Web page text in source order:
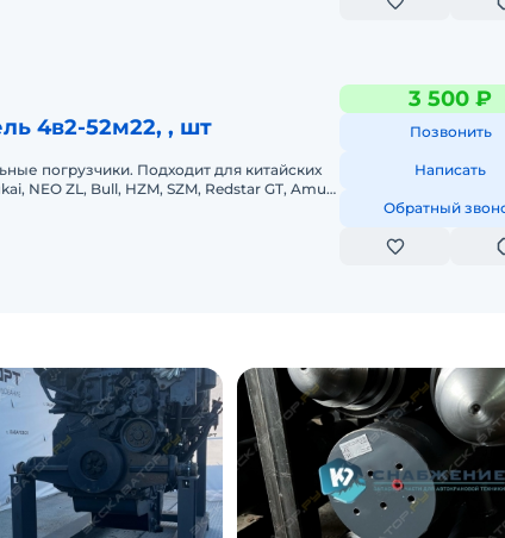
4в2-52м22, , шт
погрузчики. Подходит для китайских
NEO ZL, Bull, HZM, SZM, Redstar GT, Amur,
3 500 ₽
Позвонить
Написать
Обратный